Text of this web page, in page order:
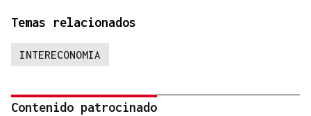
Temas relacionados
INTERECONOMIA
Contenido patrocinado